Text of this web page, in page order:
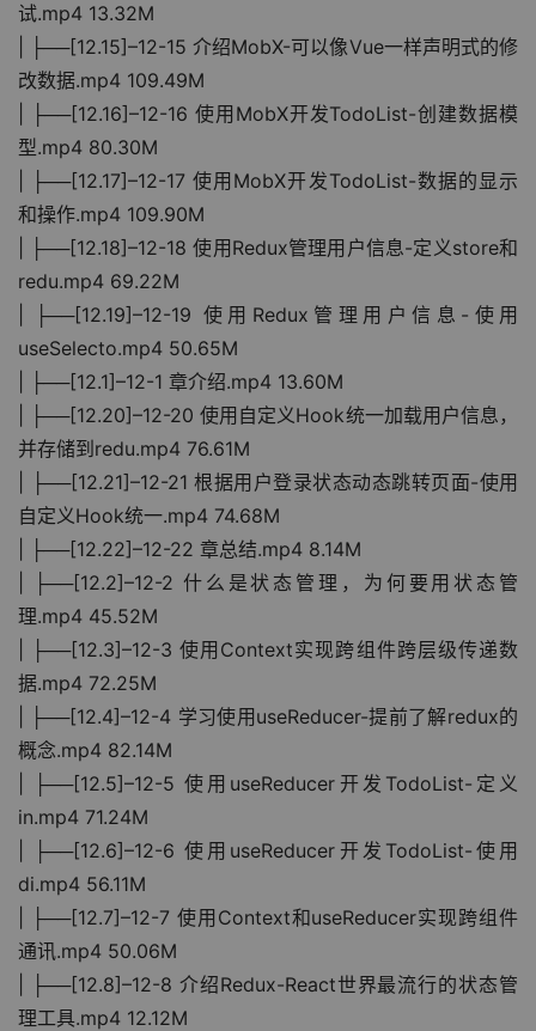
试.mp4 13.32M
| ├──[12.15]–12-15 介绍MobX-可以像Vue一样声明式的修
改数据.mp4 109.49M
| ├──[12.16]–12-16 使用MobX开发TodoList-创建数据模
型.mp4 80.30M
| ├──[12.17]–12-17 使用MobX开发TodoList-数据的显示
和操作.mp4 109.90M
| ├──[12.18]–12-18 使用Redux管理用户信息-定义store和
redu.mp4 69.22M
| ├──[12.19]–12-19 使用Redux管理用户信息-使用
useSelecto.mp4 50.65M
| ├──[12.1]–12-1 章介绍.mp4 13.60M
| ├──[12.20]–12-20 使用自定义Hook统一加载用户信息，
并存储到redu.mp4 76.61M
| ├──[12.21]–12-21 根据用户登录状态动态跳转页面-使用
自定义Hook统一.mp4 74.68M
| ├──[12.22]–12-22 章总结.mp4 8.14M
| ├──[12.2]–12-2 什么是状态管理，为何要用状态管
理.mp4 45.52M
| ├──[12.3]–12-3 使用Context实现跨组件跨层级传递数
据.mp4 72.25M
| ├──[12.4]–12-4 学习使用useReducer-提前了解redux的
概念.mp4 82.14M
| ├──[12.5]–12-5 使用useReducer开发TodoList-定义
in.mp4 71.24M
| ├──[12.6]–12-6 使用useReducer开发TodoList-使用
di.mp4 56.11M
| ├──[12.7]–12-7 使用Context和useReducer实现跨组件
通讯.mp4 50.06M
| ├──[12.8]–12-8 介绍Redux-React世界最流行的状态管
理工具.mp4 12.12M